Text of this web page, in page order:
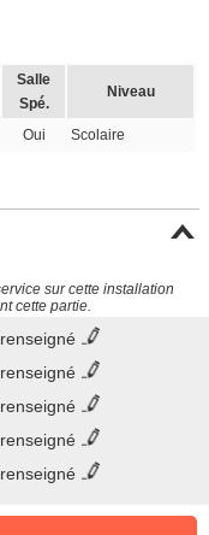
Salle
Spé.
Niveau
Oui Scolaire
sur cette installation
cette partie.